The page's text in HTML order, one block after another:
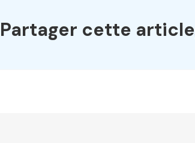
Partager cette article